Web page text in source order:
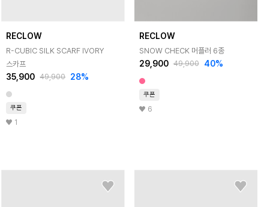
RECLOW
R-CUBIC SILK SCARF IVORY
스카프
35,900 49,900 28%
쿠폰
1
RECLOW
SNOW CHECK 머플러 6종
29,900 49,900 40%
쿠폰
6